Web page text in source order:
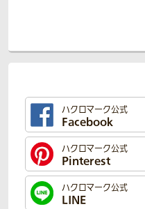
ハクロマーク公式
Facebook
ハクロマーク公式
Pinterest
ハクロマーク公式
LINE